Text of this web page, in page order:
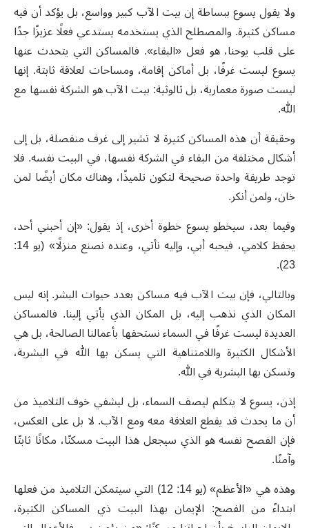
ولا يقول يسوع ببساطة إن بيت الآب كبير وواسع، بل يؤكد أن فيه
مساكن كثيرة. والمصطلح الذي يستخدمه يستدعي فعلًا عزيزًا جدًا
على قلب يوحنا، هو فعل «البقاء». فالمساكن التي يتحدث عنها
يسوع ليست غرفًا، بل أماكن إقامة، ومساحات لعلاقة ثابتة. إنها
ليست صورة معمارية، بل ثالوثية: بيت الآب هو الشركة نفسها مع
الله.
وحقيقة أن هذه المساكن كثيرة لا تشير إلى غرف منفصلة، بل إلى
أشكال مختلفة من البقاء في الشركة نفسها، في البيت نفسه. فلا
توجد طريقة واحدة صحيحة لتكون تلميذًا، وهناك مكان أيضًا لمن
خان، ولمن أنكر.
وفيما بعد، سيخطو يسوع خطوة أخرى، إذ يقول: «إن أحبني أحد،
يحفظ كلامي، فيحبه أبي، وإليه نأتي، وعنده نصنع منزلًا» (يو 14:
23).
وبالتالي، فإن بيت الآب فيه مساكن بعدد حيوات البشر. إنه ليس
المكان الذي نذهب إليه، بل المكان الذي يأتي إلينا. فالمساكن
العديدة ليست غرفًا في السماء نستحقها بأعمالنا الصالحة، بل هي
الأشكال الكثيرة واللامتناهية التي يسكن بها الله في البشرية،
وتسكن بها البشرية في الله.
إذن، يسوع لا يتكلم ليصف السماء، بل ليشفي خوف التلاميذ من
أن ما يحدث قد يقطع العلاقة معه ومع الآب. لا بل على العكس،
فإن الفصح نفسه هو الذي سيجعل هذا البيت مسكنًا، مكانًا ثابتًا
وآمنًا.
وهذه هي «الأعظم» (يو 14: 12) التي سيتمكن التلاميذ من فعلها
ابتداءً من الفصح: الإيمان بهذا البيت ذي المساكن الكثيرة،